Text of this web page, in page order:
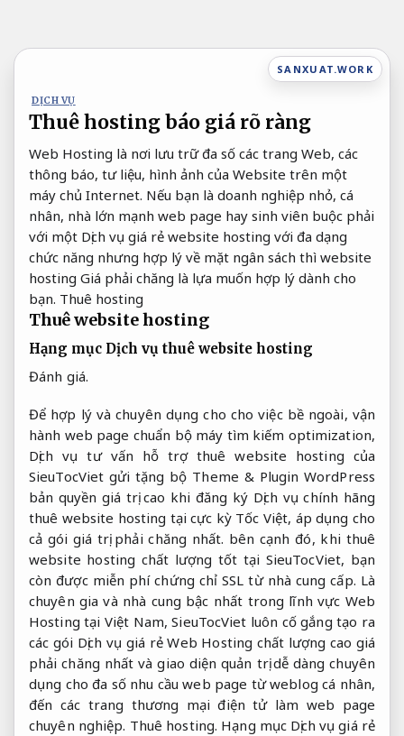
nội
SANXUAT.WORK
DỊCH VỤ
Thuê hosting báo giá rõ ràng
Web Hosting là nơi lưu trữ đa số các trang Web, các
thông báo, tư liệu, hình ảnh của Website trên một
máy chủ Internet. Nếu bạn là doanh nghiệp nhỏ, cá
nhân, nhà lớn mạnh web page hay sinh viên buộc phải
với một Dịch vụ giá rẻ website hosting với đa dạng
chức năng nhưng hợp lý về mặt ngân sách thì website
hosting Giá phải chăng là lựa muốn hợp lý dành cho
bạn. Thuê hosting
Thuê website hosting
Hạng mục Dịch vụ thuê website hosting
Đánh giá.
Để hợp lý và chuyên dụng cho cho việc bề ngoài, vận
hành web page chuẩn bộ máy tìm kiếm optimization,
Dịch vụ tư vấn hỗ trợ thuê website hosting của
SieuTocViet gửi tặng bộ Theme & Plugin WordPress
bản quyền giá trị cao khi đăng ký Dịch vụ chính hãng
thuê website hosting tại cực kỳ Tốc Việt, áp dụng cho
cả gói giá trị phải chăng nhất. bên cạnh đó, khi thuê
website hosting chất lượng tốt tại SieuTocViet, bạn
còn được miễn phí chứng chỉ SSL từ nhà cung cấp. Là
chuyên gia và nhà cung bậc nhất trong lĩnh vực Web
Hosting tại Việt Nam, SieuTocViet luôn cố gắng tạo ra
các gói Dịch vụ giá rẻ Web Hosting chất lượng cao giá
phải chăng nhất và giao diện quản trị dễ dàng chuyên
dụng cho đa số nhu cầu web page từ weblog cá nhân,
đến các trang thương mại điện tử làm web page
chuyên nghiệp. Thuê hosting. Hạng mục Dịch vụ giá rẻ